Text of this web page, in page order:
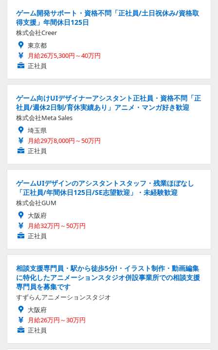
ゲーム開発サポート・資格不問「正社員/土日祝休み/資格取
得支援」年間休日125日
株式会社Creer
東京都
月給26万5,300円～40万円
正社員
ゲーム向けUIデザイナーアシスタント正社員・資格不問「正
社員/週休2日制/育休実績あり」アニメ・マンガ好き歓迎
株式会社Meta Sales
埼玉県
月給29万8,000円～50万円
正社員
ゲームUIデザインのアシスタントスタッフ・残業ほぼなし
「正社員/年間休日125日/SE志望歓迎」・未経験歓迎
株式会社GUM
大阪府
月給32万円～50万円
正社員
相談支援専門員・駅から徒歩5分!・イラスト制作・動画編集
に特化したアニメーションスタジオ併設事業所での相談支援
専門員を募集です
すずらんアニメーションスタジオ
大阪府
月給26万円～30万円
正社員